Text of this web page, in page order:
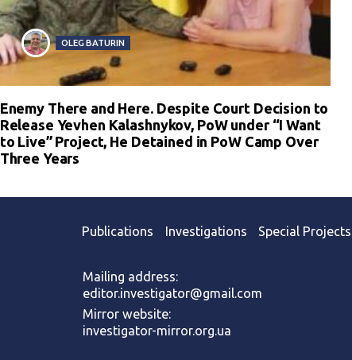
OLEG BATURIN
Enemy There and Here. Despite Court Decision to
Release Yevhen Kalashnykov, PoW under “I Want
to Live” Project, He Detained in PoW Camp Over
Three Years
Publications Investigations Special Projects
Mailing address:
editor.investigator@gmail.com
Mirror website:
investigator-mirror.org.ua